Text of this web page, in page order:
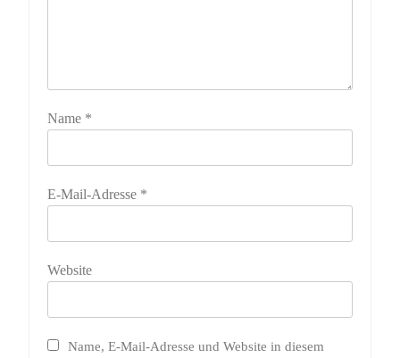
Name *
E-Mail-Adresse *
Website
Name, E-Mail-Adresse und Website in diesem